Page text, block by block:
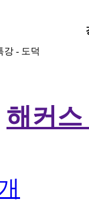
강 - 도덕
해커